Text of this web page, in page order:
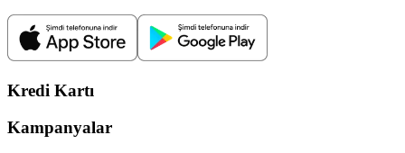
Kredi Kartı
Kampanyalar